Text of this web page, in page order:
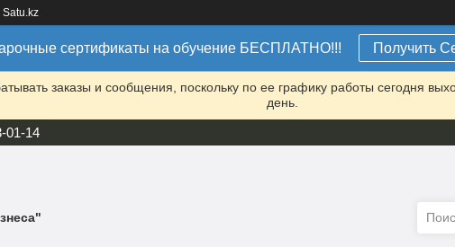
Satu.kz
сертификаты на обучение БЕСПЛАТНО!!! Получить
заказы и сообщения, поскольку по ее графику работы сегодня
день.
01-14